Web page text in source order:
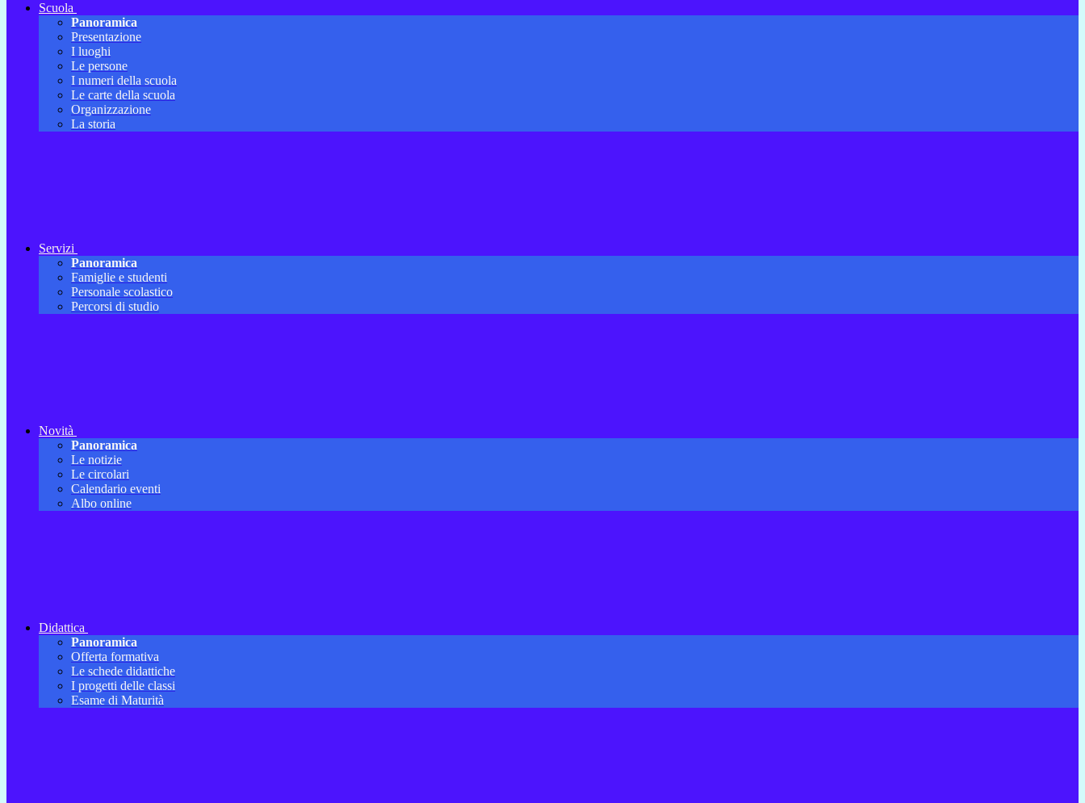
Scuola
Panoramica
Presentazione
I luoghi
Le persone
I numeri della scuola
Le carte della scuola
Organizzazione
La storia
Servizi
Panoramica
Famiglie e studenti
Personale scolastico
Percorsi di studio
Novità
Panoramica
Le notizie
Le circolari
Calendario eventi
Albo online
Didattica
Panoramica
Offerta formativa
Le schede didattiche
I progetti delle classi
Esame di Maturità